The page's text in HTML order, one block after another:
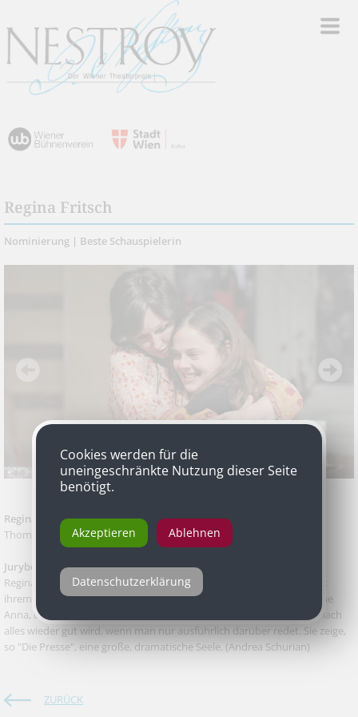
Regina Fritsch
Nominierung | Beste Schauspielerin
Regina Fritschals Anna in „Die Kommune“ von Morgens Rukov und
Thomas Vinterberg, Akademietheater
Jurybegründung
Regina Fritsch überzeugt in Thomas Vinterbergs "Die Kommune" mit
ihrem intensiven Spiel als tieftraurige, von ihrem Ehemann verlassene
Anna, die mit ihrer Emotionalität kämpft und mit der Ideologie, wonach
alles wieder gut wird, wenn man nur ausführlich darüber redet. Sie zeige,
so "Die Presse", eine große, dramatische Seele. (Andrea Schurian)
ZURÜCK
Cookies werden für die
uneingeschränkte Nutzung dieser Seite
benötigt.
Akzeptieren Ablehnen
Datenschutzerklärung